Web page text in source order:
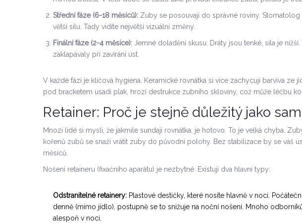
Střední fáze (6-18 měsíců): Zuby se posouvají do správné roviny.
větší sílu. Tady vidíte největší vizuální změny.
Finální fáze (2-4 měsíce): Jemné doladění skusu. Dráty jsou tenké, síla je
zaklapávaly při zavírání úst.
V každé fázi je klíčová hygiena. Keramické rovnátka si více zachycují barviva ze
pod bracketem usadí plak, hrozí destrukce zubního skloviny, což může léčbu
Retainer: Proč je stejně důležitý jako
Mnozí lidé si myslí, že jakmile sundají rovnátka, je hotovo. To je velká chyba.
kořenů zubů se snaží vrátit zuby do původní polohy. Bez stabilizace by se váš
měsíců.
Nošení retaineru (fixačního aparátu) je nezbytné. Existují dva hlavní typy:
Odstranitelné retainery: Plastové destičky, které nosíte hlavně v noci.
denně (mimo jídlo), postupně se to snižuje na noční nošení. Mnoho
alespoň v noci.